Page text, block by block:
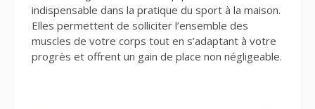
indispensable dans la pratique du sport à la maison.
Elles permettent de solliciter l’ensemble des
muscles de votre corps tout en s’adaptant à votre
progrès et offrent un gain de place non négligeable.